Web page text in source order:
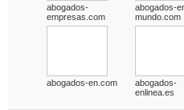
abogados-
empresas.com
abogados-
mundo.com
abogados-en.com
abogados-
enlinea.es